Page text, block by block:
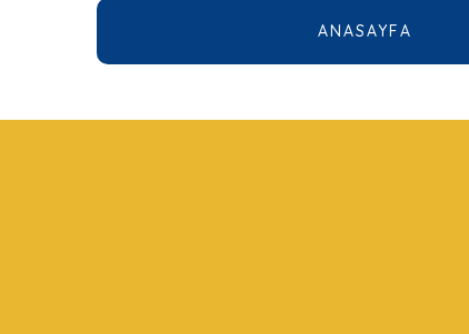
ANASAYFA